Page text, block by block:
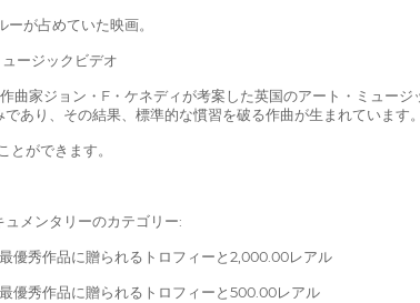
が占めていた映画。
ージックビデオ
曲家ジョン・F・ケネディが考案した英国のアート・ミュー
あり、その結果、標準的な慣習を破る作曲が生まれています。
とができます。
メンタリーのカテゴリー:
優秀作品に贈られるトロフィーと2,000.00レアル
優秀作品に贈られるトロフィーと500.00レアル